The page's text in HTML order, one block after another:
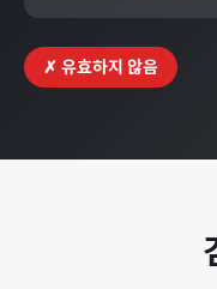
✗ 유효하지 않음